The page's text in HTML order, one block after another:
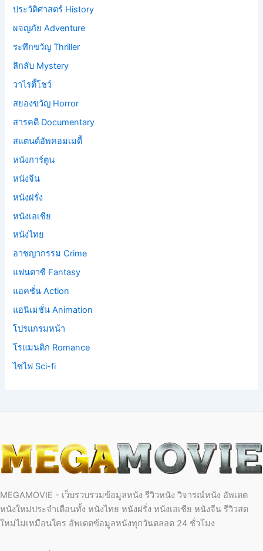
ประวัติศาสตร์ History
ผจญภัย Adventure
ระทึกขวัญ Thriller
ลึกลับ Mystery
วาไรตี้โชว์
สยองขวัญ Horror
สารคดี Documentary
สแตนด์อัพคอมเมดี้
หนังการ์ตูน
หนังจีน
หนังฝรั่ง
หนังเอเชีย
หนังไทย
อาชญากรรม Crime
แฟนตาซี Fantasy
แอคชั่น Action
แอนิเมชั่น Animation
โปรแกรมหน้า
โรแมนติก Romance
ไซไฟ Sci-fi
MEGAMOVIE - เว็บรวบรวมข้อมูลหนัง รีวิวหนัง วิจารณ์หนัง อัพเดต
หนังใหม่ประจำเดือนทั้ง หนังไทย หนังฝรั่ง หนังเอเชีย หนังจีน รีวิวสด
ใหม่ไม่เหมือนใคร อัพเดตข้อมูลหนังทุกวันตลอด 24 ชั่วโมง